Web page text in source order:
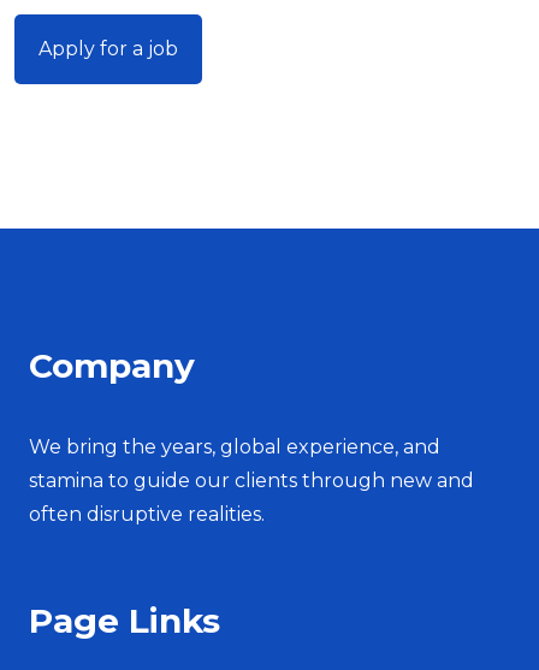
Company
We bring the years, global experience, and
stamina to guide our clients through new and
often disruptive realities.
Page Links